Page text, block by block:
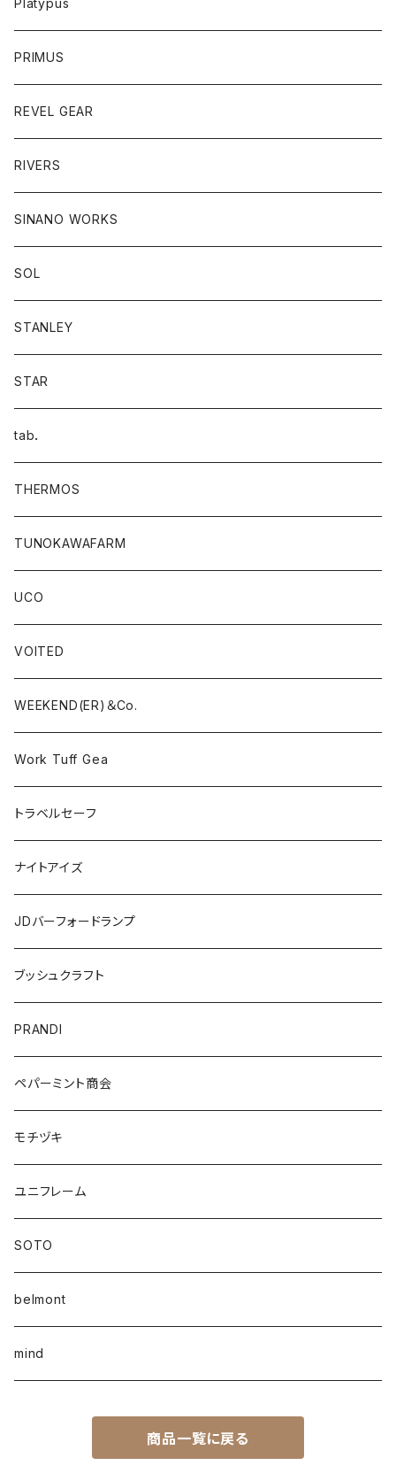
Platypus
PRIMUS
REVEL GEAR
RIVERS
SINANO WORKS
SOL
STANLEY
STAR
tab．
THERMOS
TUNOKAWAFARM
UCO
VOITED
WEEKEND(ER)＆Co.
Work Tuff Gea
トラベルセーフ
ナイトアイズ
JDバーフォードランプ
ブッシュクラフト
PRANDI
ペパーミント商会
モチヅキ
ユニフレーム
SOTO
belmont
mind
商品一覧に戻る